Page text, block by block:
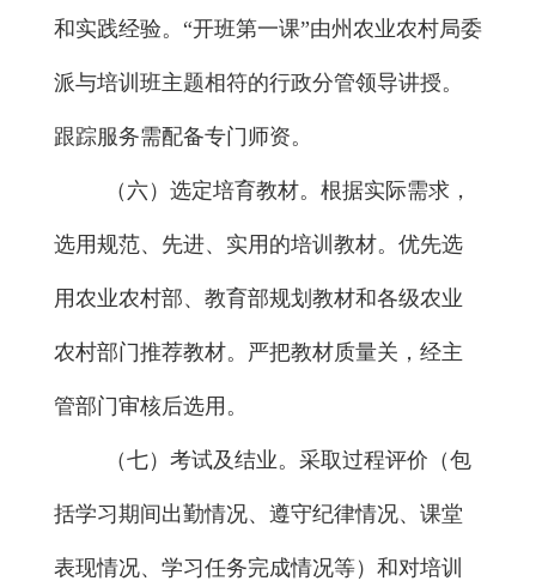
和实践经验。 “开班第一课”由州 农业农村局委
派与培训班主题相符的行政分管领导讲授。
跟踪服务需配备专门师资。
（ 六） 选定培育教材。 根据实际需求，
选用规范、先进、实用的培训教材。 优先选
用农业农村部、教育部规划教材和各级农业
农村部门推荐教材。严把教材质量关，经主
管部门审核后选用。
（七） 考试及结业。 采取过程评价（包
括学习期间出勤情况、遵守纪律情况、课堂
表现情况、学习任务完成情况等）和对培训